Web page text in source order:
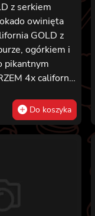
z serkiem
owinięta
ogórkiem i
pikantnym
lekko
TUŃCZYKIEM
z krewetką w
ogórkiem i
pikantnym
Do koszyka